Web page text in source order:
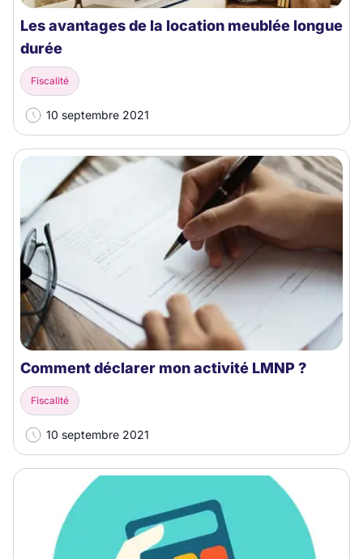
Les avantages de la location meublée longue
durée
Fiscalité
10 septembre 2021
Comment déclarer mon activité LMNP ?
Fiscalité
10 septembre 2021